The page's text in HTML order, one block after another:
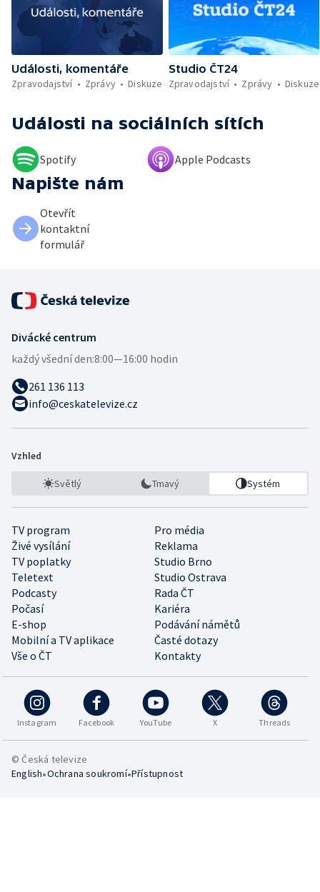
Události, komentáře
Zpravodajství
Zprávy Diskuze
Studio ČT24
Zpravodajství
Zprávy Diskuze
Události na sociálních sítích
Spotify Apple Podcasts
Napište nám
Otevřít
kontaktní
formulář
Divácké centrum
každý všední den:8:00—16:00 hodin
261 136 113
info@ceskatelevize.cz
Vzhled
Světlý Tmavý Systém
TV program
Pro média
Živé vysílání
Reklama
TV poplatky
Studio Brno
Teletext
Studio Ostrava
Podcasty
Rada ČT
Počasí
Kariéra
E-shop
Podávání námětů
Mobilní a TV aplikace
Časté dotazy
Vše o ČT
Kontakty
Instagram Facebook YouTube X Threads
© Česká televize
English•Ochrana soukromí•Přístupnost